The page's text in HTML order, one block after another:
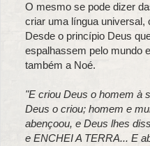
O mesmo se pode dizer
criar uma língua universal,
Desde o princípio Deus
espalhassem pelo mundo
também a Noé.
"E criou Deus o homem à
Deus o criou; homem e
abençoou, e Deus lhes
e ENCHEI A TERRA... E